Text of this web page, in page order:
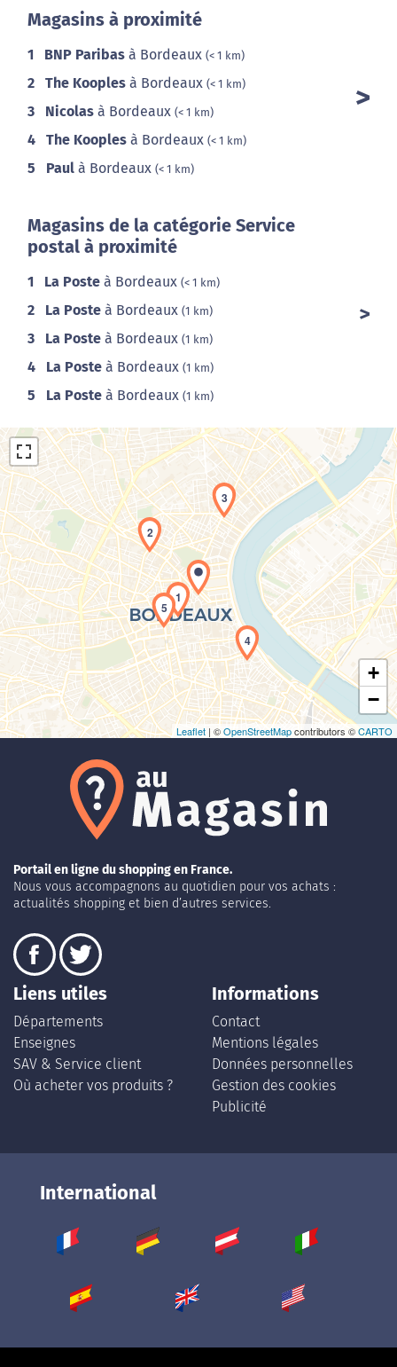
Magasins à proximité
1 BNP Paribas à Bordeaux (< 1 km)
2 The Kooples à Bordeaux (< 1 km)
3 Nicolas à Bordeaux (< 1 km)
4 The Kooples à Bordeaux (< 1 km)
5 Paul à Bordeaux (< 1 km)
Magasins de la catégorie Service
postal à proximité
1 La Poste à Bordeaux (< 1 km)
2 La Poste à Bordeaux (1 km)
3 La Poste à Bordeaux (1 km)
4 La Poste à Bordeaux (1 km)
5 La Poste à Bordeaux (1 km)
Chargement de la carte en cours...
1
2
3
4
5
+
−
Leaflet | ©OpenStreetMapcontributors ©CARTO
Portail en ligne du shopping en France.
Nous vous accompagnons au quotidien pour vos achats :
actualités shopping et bien d’autres services.
Liens utiles
Départements
Enseignes
SAV & Service client
Où acheter vos produits ?
Informations
Contact
Mentions légales
Données personnelles
Gestion des cookies
Publicité
International